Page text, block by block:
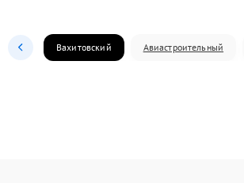
Вахитовский Авиастроительный